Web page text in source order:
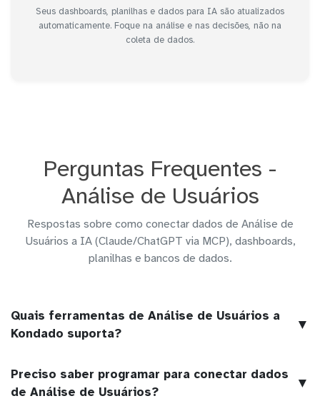
Seus dashboards, planilhas e dados para IA são atualizados
automaticamente. Foque na análise e nas decisões, não na
coleta de dados.
Perguntas Frequentes -
Análise de Usuários
Respostas sobre como conectar dados de Análise de
Usuários a IA (Claude/ChatGPT via MCP), dashboards,
planilhas e bancos de dados.
Quais ferramentas de Análise de Usuários a
Kondado suporta?
▼
Preciso saber programar para conectar dados
de Análise de Usuários?
▼